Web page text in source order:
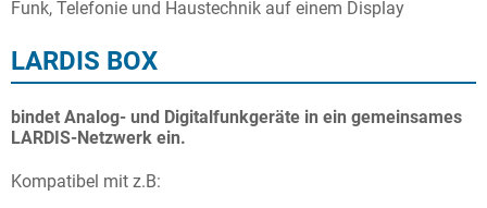
Funk, Telefonie und Haustechnik auf einem Display
LARDIS BOX
bindet Analog- und Digitalfunkgeräte in ein gemeinsames
LARDIS-Netzwerk ein.
Kompatibel mit z.B: